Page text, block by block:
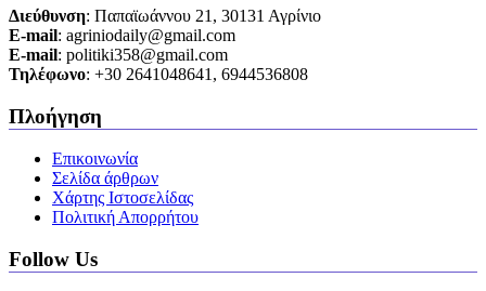
Διεύθυνση: Παπαϊωάννου 21, 30131 Αγρίνιο
Ε-mail: agriniodaily@gmail.com
Ε-mail: politiki358@gmail.com
Τηλέφωνο: +30 2641048641, 6944536808
Πλοήγηση
Επικοινωνία
Σελίδα άρθρων
Χάρτης Ιστοσελίδας
Πολιτική Απορρήτου
Follow Us